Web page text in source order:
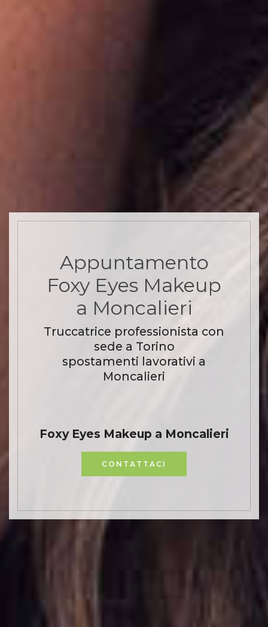
Appuntamento
Foxy Eyes Makeup
a Moncalieri
Truccatrice professionista con
sede a Torino
spostamenti lavorativi a
Moncalieri
Foxy Eyes Makeup a Moncalieri
CONTATTACI